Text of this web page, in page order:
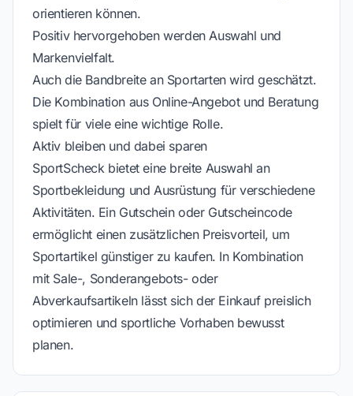
orientieren können.
Positiv hervorgehoben werden Auswahl und
Markenvielfalt.
Auch die Bandbreite an Sportarten wird geschätzt.
Die Kombination aus Online-Angebot und Beratung
spielt für viele eine wichtige Rolle.
Aktiv bleiben und dabei sparen
SportScheck bietet eine breite Auswahl an
Sportbekleidung und Ausrüstung für verschiedene
Aktivitäten. Ein Gutschein oder Gutscheincode
ermöglicht einen zusätzlichen Preisvorteil, um
Sportartikel günstiger zu kaufen. In Kombination
mit Sale-, Sonderangebots- oder
Abverkaufsartikeln lässt sich der Einkauf preislich
optimieren und sportliche Vorhaben bewusst
planen.